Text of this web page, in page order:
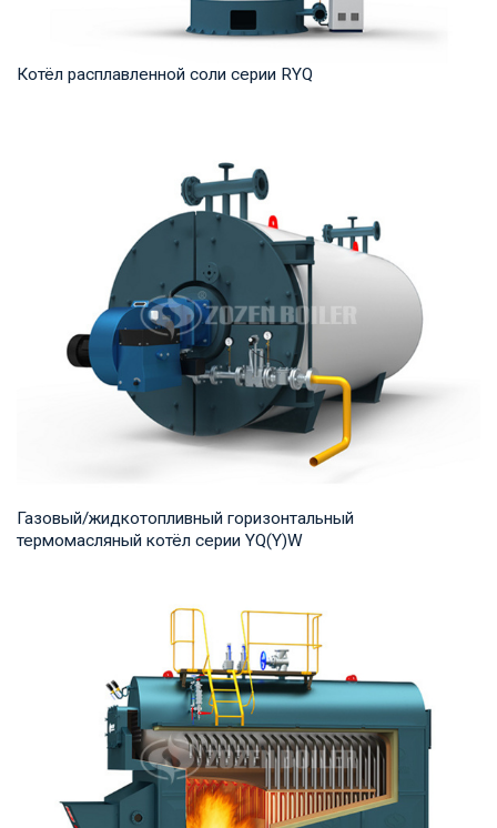
Котёл расплавленной соли серии RYQ
мощность продукта: 1,200-35,000 кВт Температ...
Газовый/жидкотопливный горизонтальный
термомасляный котёл серии YQ(Y)W
мощность продукта: 700-14,000 кВт Температур...